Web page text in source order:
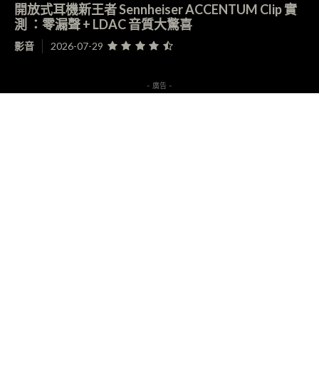
開放式耳機新王者 Sennheiser ACCENTUM Clip 實
測 ：零漏聲 + LDAC 音質大驚喜
影音 2026-07-29
- 廣告 -